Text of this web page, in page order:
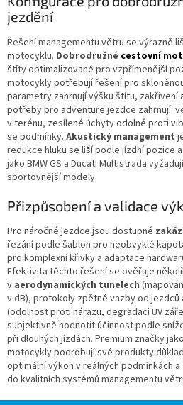
jezdění
Řešení managementu větru se výrazně
motocyklu. Dobrodružné cestovní
štíty optimalizované pro vzpřímenější
motocykly potřebují řešení pro
parametry zahrnují výšku štítu, zakřivení
potřeby pro adventure jezdce zahrnují:
v terénu, zesílené úchyty odolné proti
se podmínky. Akustický management
redukce hluku se liší podle jízdní pozice
jako BMW GS a Ducati Multistrada
sportovnější modely.
Přizpůsobení a validace
Pro náročné jezdce jsou dostupné
řezání podle šablon pro neobvyklé
pro komplexní křivky a adaptace
Efektivita těchto řešení se ověřuje
v aerodynamických tunelech
v dB), protokoly zpětné vazby od
(odolnost proti nárazu, degradaci UV
subjektivně hodnotit účinnost podle
při dlouhých jízdách. Premium značky
motocykly podrobují své produkty
optimální výkon v reálných podmínkách
do kvalitních systémů managementu